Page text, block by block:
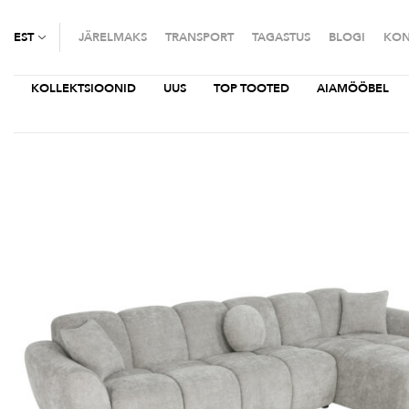
EST JÄRELMAKS TRANSPORT TAGASTUS BLOGI
KOLLEKTSIOONID UUS TOP TOOTED AIAMÖÖBEL